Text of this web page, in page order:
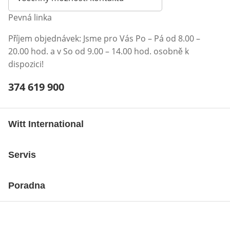
Pevná linka
Příjem objednávek: Jsme pro Vás Po – Pá od 8.00 –
20.00 hod. a v So od 9.00 – 14.00 hod. osobně k
dispozici!
Telefonní číslo:
374 619 900
Witt International
Servis
Poradna